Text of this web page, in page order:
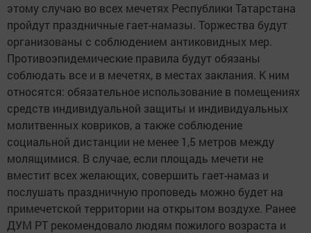
этому случаю во всех мечетях Республики Татарстана
пройдут праздничные гает-намазы. Торжества будут
организованы с соблюдением антиковидных мер.
Противоэпидемические правила будут обязаны
соблюдать все и в мечетях, в местах заклания. К ним
относятся: обязательное использование в помещениях
средств индивидуальной защиты и индивидуальных
молитвенных ковриков, а также соблюдение
социальной дистанции не менее 1,5 метров между
молящимися. В случае, если площадь мечети не
вместит всех желающих, совершить гает-намаз и
послушать праздничную проповедь можно будет на
примечетской территории на открытом воздухе. Ранее
ДУМ РТ рекомендовало людям пожилого возраста и